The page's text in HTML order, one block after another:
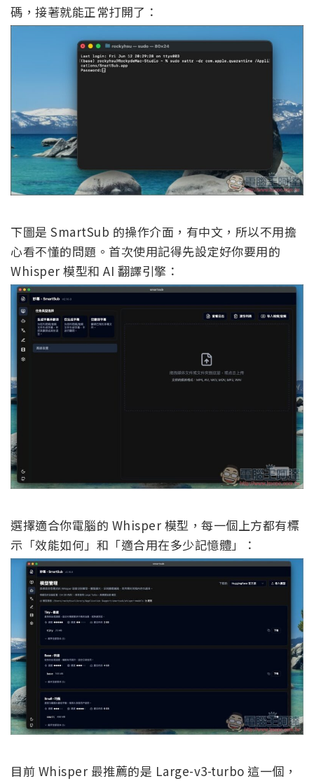
碼，接著就能正常打開了：
下圖是 SmartSub 的操作介面，有中文，所以不用擔
心看不懂的問題。首次使用記得先設定好你要用的
Whisper 模型和 AI 翻譯引擎：
選擇適合你電腦的 Whisper 模型，每一個上方都有標
示「效能如何」和「適合用在多少記憶體」：
目前 Whisper 最推薦的是 Large-v3-turbo 這一個，